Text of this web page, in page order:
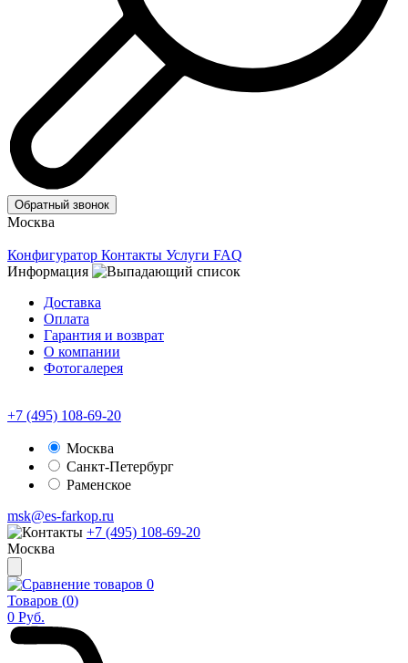
Обратный звонок
Москва
Конфигуратор Контакты Услуги FAQ
Информация
Доставка
Оплата
Гарантия и возврат
О компании
Фотогалерея
+7 (495) 108-69-20
Москва
Санкт-Петербург
Раменское
msk@es-farkop.ru
+7 (495) 108-69-20
Москва
0
Товаров (0)
0 Руб.